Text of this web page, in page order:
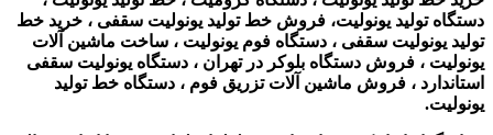
دستگاه تولید یونولیت، فروش خط تولید یونولیت سقفی ، خرید خط
تولید یونولیت سقفی ، دستگاه فوم یونولیت ، ساخت ماشین آلات
یونولیت ، فروش دستگاه بلوکر در تهران ، دستگاه یونولیت سقفی
استاندارد ، فروش ماشین آلات تزریق فوم ، دستگاه خط تولید
یونولیت.